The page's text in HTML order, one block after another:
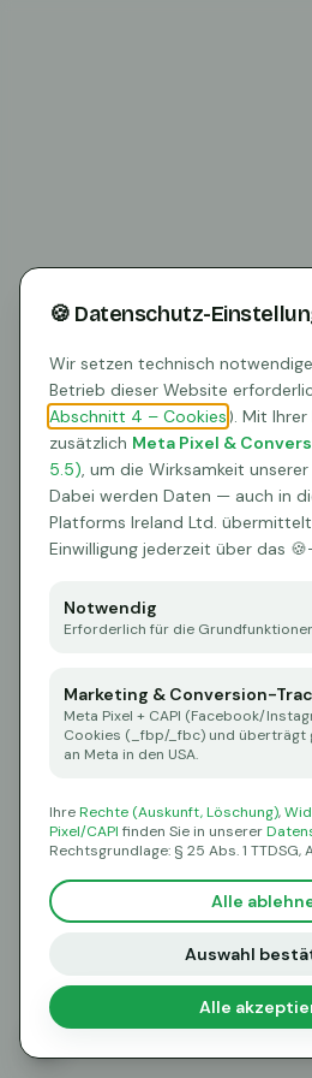
404
Oops! Page
🍪
🍪 Datenschutz-
Wir setzen technisch
Betrieb dieser Website
Abschnitt 4 – Cookies ). Mit
zusätzlich Meta Pixel &
5.5), um die Wirksamkeit
Dabei werden Daten — auch in
Platforms Ireland Ltd.
Einwilligung jederzeit über das
Notwendig
Erforderlich für die
Marketing & Conversion-
Meta Pixel + CAPI (Facebook/
Cookies (_fbp/_fbc) und überträgt
an Meta in den USA.
IhreRechte (Auskunft, Löschung),
Pixel/CAPI finden Sie in unserer
Rechtsgrundlage: § 25 Abs. 1 TTDSG,
Alle
Auswahl
Alle